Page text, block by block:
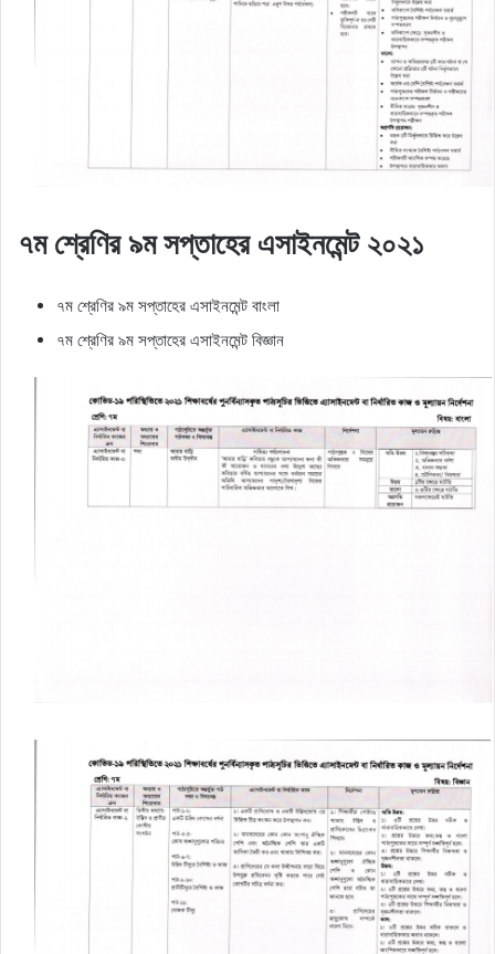
৭ম শ্রেণির ৯ম সপ্তাহের এসাইনমেন্ট ২০২১
৭ম শ্রেণির ৯ম সপ্তাহের এসাইনমেন্ট বাংলা
৭ম শ্রেণির ৯ম সপ্তাহের এসাইনমেন্ট বিজ্ঞান